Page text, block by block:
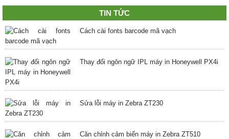
TIN TỨC
Cách cài fonts barcode mã vạch
Thay đổi ngôn ngữ IPL máy in Honeywell PX4i
Sửa lỗi máy in Zebra ZT230
Căn chỉnh cảm biến máy in Zebra ZT510